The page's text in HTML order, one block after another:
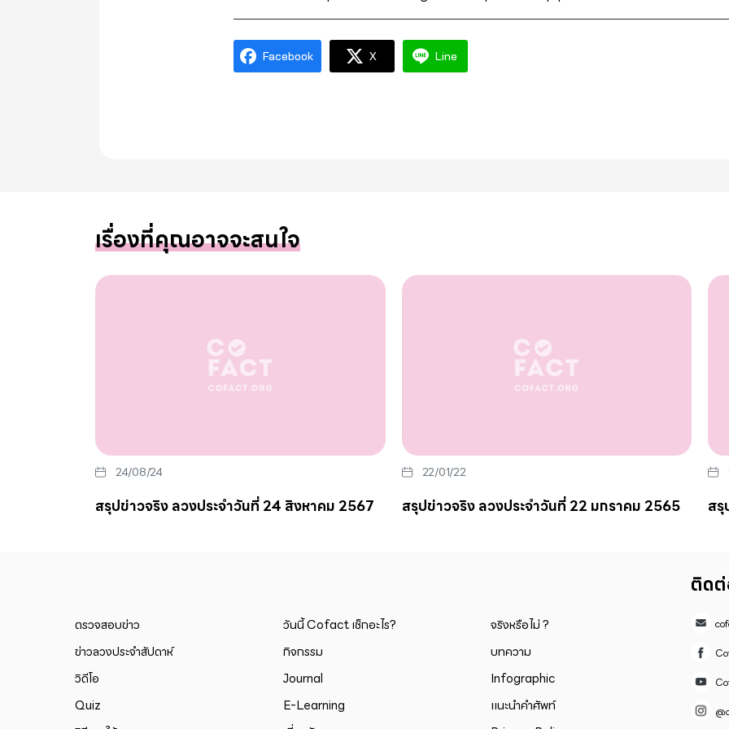
Facebook X Line
เรื่องที่คุณอาจจะสนใจ
24/08/24
สรุปข่าวจริง ลวงประจำวันที่ 24 สิงหาคม 2567
22/01/22
สรุปข่าวจริง ลวงประจำวันที่ 22 มกราคม 2565 ส
ตรวจสอบข่าว วันนี้ Cofact เช็กอะไร?
จริงหรือไม่ ?
ข่าวลวงประจำสัปดาห์
กิจกรรม
บทความ
วิดีโอ
Journal
Infographic
Quiz
E-Learning
แนะนำคำศัพท์
ติดต่